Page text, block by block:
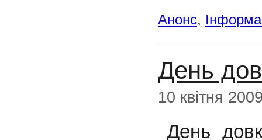
Анонс,
День
10 квітня
День